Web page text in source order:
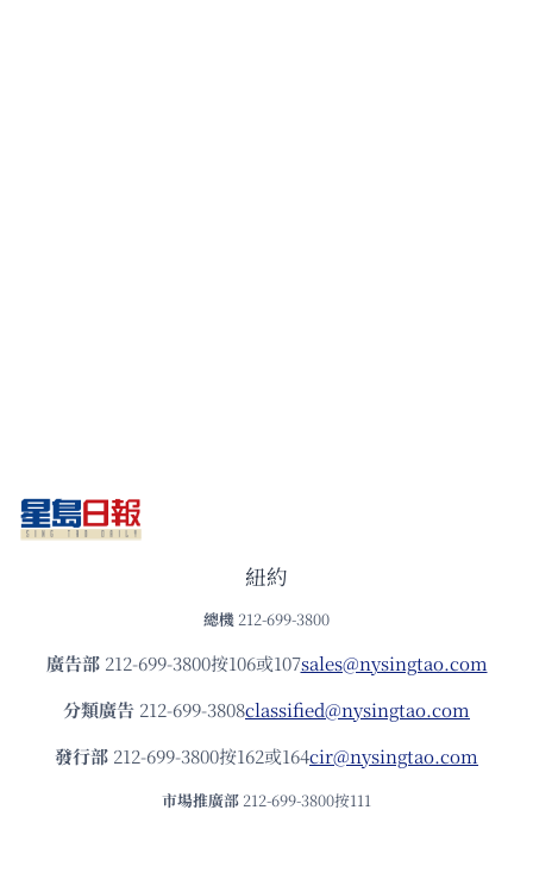
紐約
總機 212-699-3800
廣告部212-699-3800按106或107sales@nysingtao.com
分類廣告 212-699-3808classified@nysingtao.com
發⾏部 212-699-3800按162或164cir@nysingtao.com
市場推廣部 212-699-3800按111